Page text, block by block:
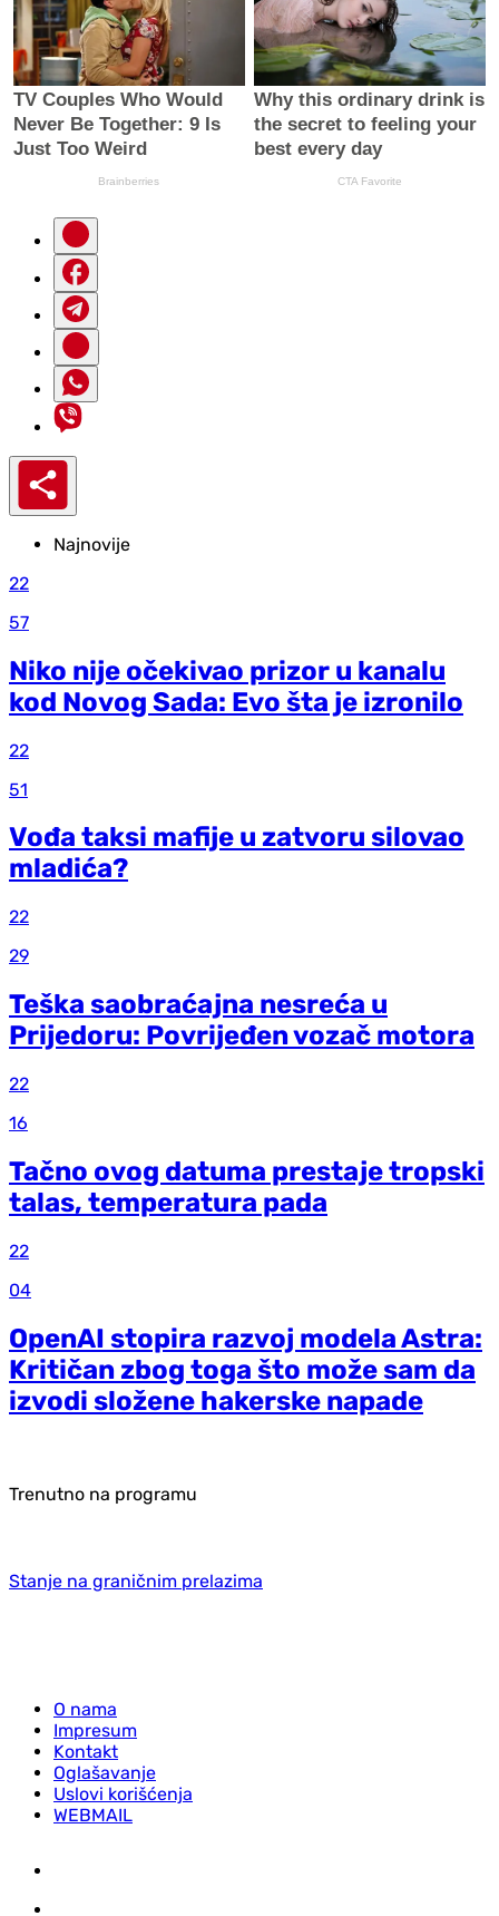
Najnovije
22
57
Niko nije očekivao prizor u kanalu
kod Novog Sada: Evo šta je izronilo
22
51
Vođa taksi mafije u zatvoru silovao
mladića?
22
29
Teška saobraćajna nesreća u
Prijedoru: Povrijeđen vozač motora
22
16
Tačno ovog datuma prestaje tropski
talas, temperatura pada
22
04
OpenAI stopira razvoj modela Astra:
Kritičan zbog toga što može sam da
izvodi složene hakerske napade
Trenutno na programu
Stanje na graničnim prelazima
O nama
Impresum
Kontakt
Oglašavanje
Uslovi korišćenja
WEBMAIL